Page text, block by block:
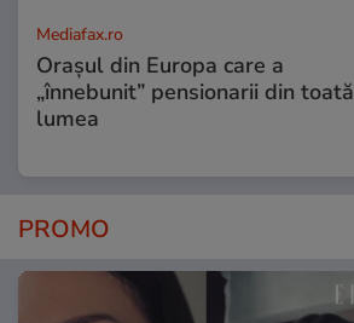
Mediafax.ro
Orașul din Europa care a
„înnebunit” pensionarii din toată
lumea
PROMO